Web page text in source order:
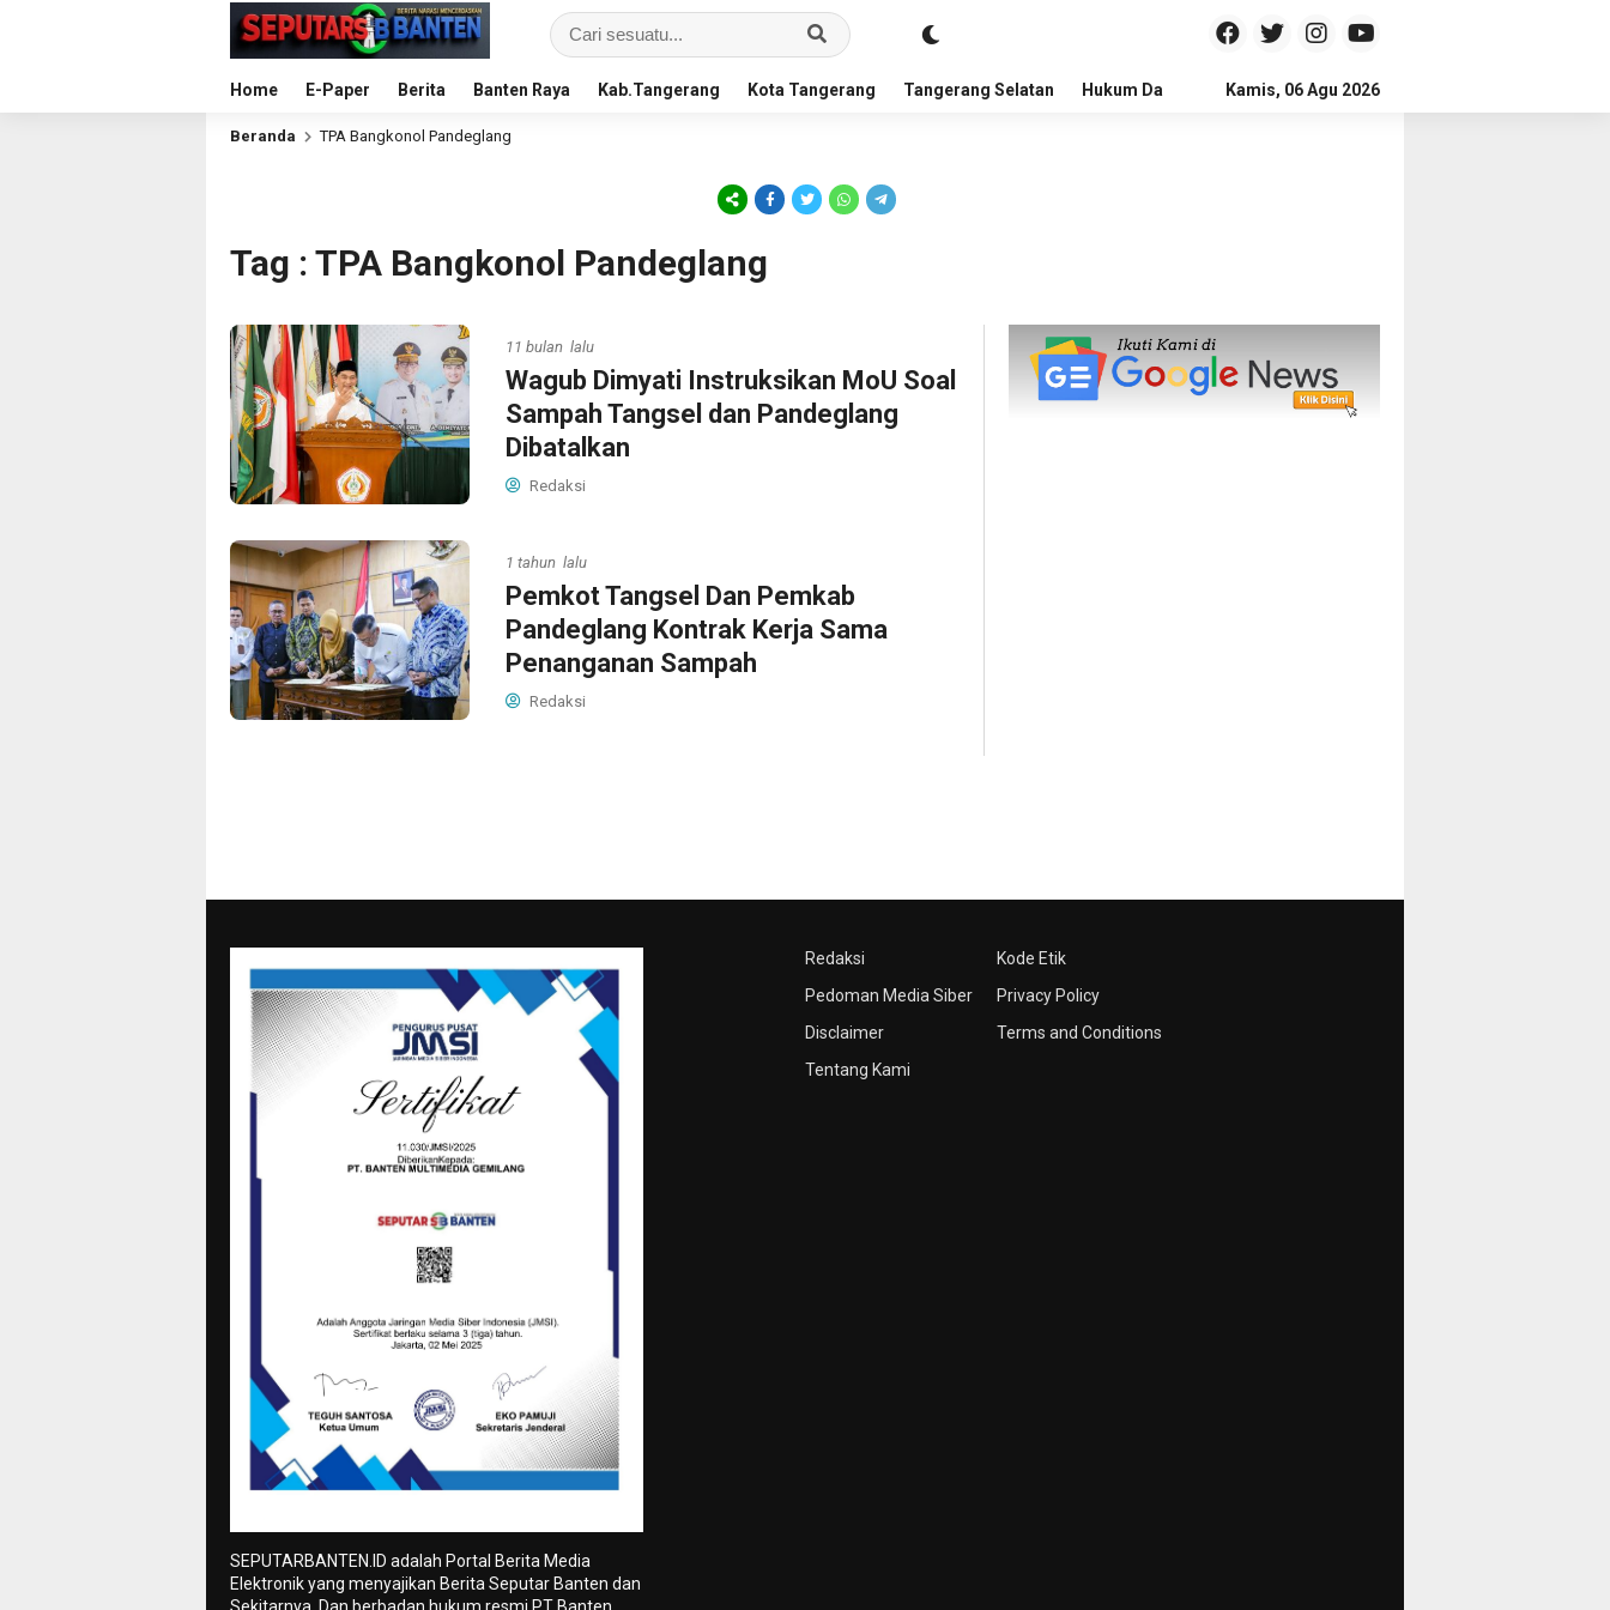
Home E-Paper Berita Banten Raya Kab.Tangerang Kota Tangerang Tangerang Selatan Hukum Dan Kriminal Politik Pendidikan
Kamis, 06 Agu 2026
Beranda TPA Bangkonol Pandeglang
Tag : TPA Bangkonol Pandeglang
11 bulan lalu
Wagub Dimyati Instruksikan MoU Soal
Sampah Tangsel dan Pandeglang
Dibatalkan
Redaksi
1 tahun lalu
Pemkot Tangsel Dan Pemkab
Pandeglang Kontrak Kerja Sama
Penanganan Sampah
Redaksi
Redaksi
Pedoman Media Siber
Disclaimer
Tentang Kami
Kode Etik
Privacy Policy
Terms and Conditions
SEPUTARBANTEN.ID adalah Portal Berita Media
Elektronik yang menyajikan Berita Seputar Banten dan